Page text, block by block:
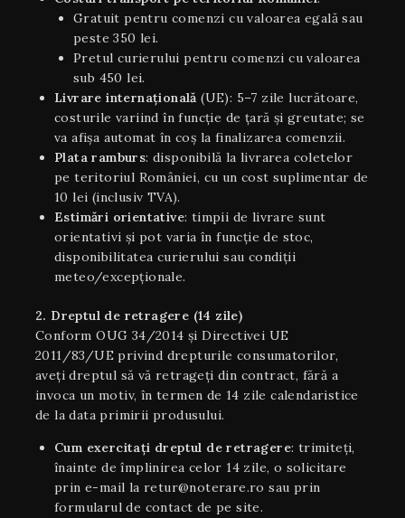
Gratuit pentru comenzi cu valoarea egală sau
peste 350 lei.
Pretul curierului pentru comenzi cu valoarea
sub 450 lei.
Livrare internaţională (UE): 5–7 zile lucrătoare,
costurile variind în funcție de țară și greutate; se
va afișa automat în coș la finalizarea comenzii.
Plata ramburs: disponibilă la livrarea coletelor
pe teritoriul României, cu un cost suplimentar de
10 lei (inclusiv TVA).
Estimări orientative: timpii de livrare sunt
orientativi şi pot varia în funcție de stoc,
disponibilitatea curierului sau condiții
meteo/excepționale.
2. Dreptul de retragere (14 zile)
Conform OUG 34/2014 și Directivei UE
2011/83/UE privind drepturile consumatorilor,
aveți dreptul să vă retrageți din contract, fără a
invoca un motiv, în termen de 14 zile calendaristice
de la data primirii produsului.
Cum exercitați dreptul de retragere: trimiteți,
înainte de împlinirea celor 14 zile, o solicitare
prin e-mail la retur@noterare.ro sau prin
formularul de contact de pe site.